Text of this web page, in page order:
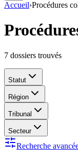
Accueil›Procédures
7 dossiers trouvés
Statut
Région
Tribunal
Secteur
Recherche